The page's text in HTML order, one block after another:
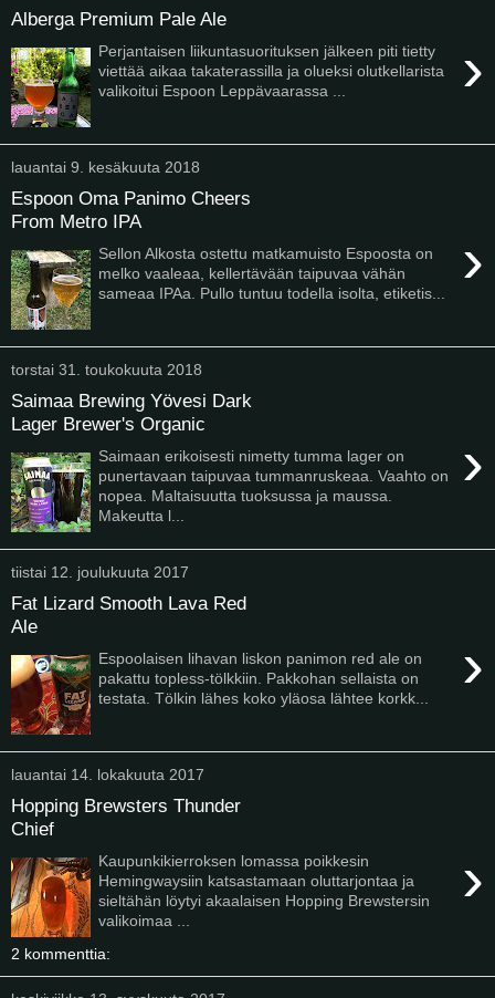
Alberga Premium Pale Ale
›
Perjantaisen liikuntasuorituksen jälkeen piti tietty
viettää aikaa takaterassilla ja olueksi olutkellarista
valikoitui Espoon Leppävaarassa ...
lauantai 9. kesäkuuta 2018
Espoon Oma Panimo Cheers
From Metro IPA
›
Sellon Alkosta ostettu matkamuisto Espoosta on
melko vaaleaa, kellertävään taipuvaa vähän
sameaa IPAa. Pullo tuntuu todella isolta, etiketis...
torstai 31. toukokuuta 2018
Saimaa Brewing Yövesi Dark
Lager Brewer's Organic
›
Saimaan erikoisesti nimetty tumma lager on
punertavaan taipuvaa tummanruskeaa. Vaahto on
nopea. Maltaisuutta tuoksussa ja maussa.
Makeutta l...
tiistai 12. joulukuuta 2017
Fat Lizard Smooth Lava Red
Ale
›
Espoolaisen lihavan liskon panimon red ale on
pakattu topless-tölkkiin. Pakkohan sellaista on
testata. Tölkin lähes koko yläosa lähtee korkk...
lauantai 14. lokakuuta 2017
Hopping Brewsters Thunder
Chief
›
Kaupunkikierroksen lomassa poikkesin
Hemingwaysiin katsastamaan oluttarjontaa ja
sieltähän löytyi akaalaisen Hopping Brewstersin
valikoimaa ...
2 kommenttia: